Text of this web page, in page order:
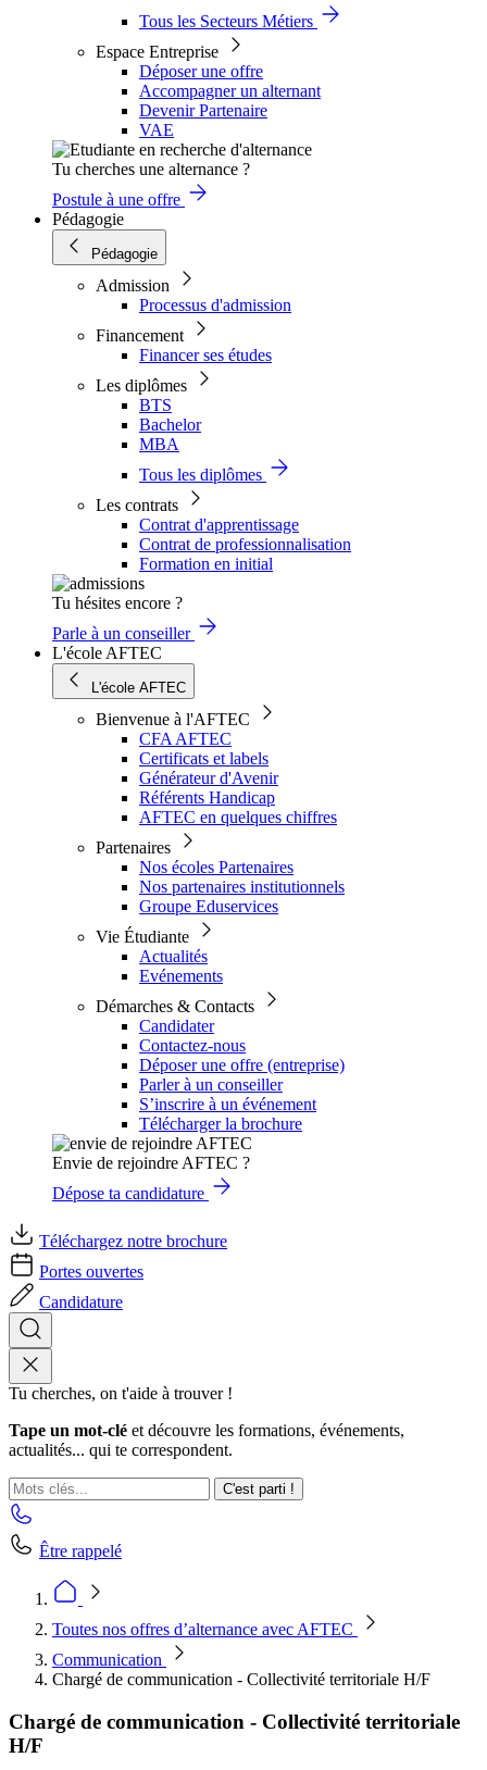
Tous les Secteurs Métiers
Espace Entreprise
Déposer une offre
Accompagner un alternant
Devenir Partenaire
VAE
Tu cherches une alternance ?
Postule à une offre
Pédagogie
Pédagogie
Admission
Processus d'admission
Financement
Financer ses études
Les diplômes
BTS
Bachelor
MBA
Tous les diplômes
Les contrats
Contrat d'apprentissage
Contrat de professionnalisation
Formation en initial
Tu hésites encore ?
Parle à un conseiller
L'école AFTEC
L'école AFTEC
Bienvenue à l'AFTEC
CFA AFTEC
Certificats et labels
Générateur d'Avenir
Référents Handicap
AFTEC en quelques chiffres
Partenaires
Nos écoles Partenaires
Nos partenaires institutionnels
Groupe Eduservices
Vie Étudiante
Actualités
Evénements
Démarches & Contacts
Candidater
Contactez-nous
Déposer une offre (entreprise)
Parler à un conseiller
S’inscrire à un événement
Télécharger la brochure
Envie de rejoindre AFTEC ?
Dépose ta candidature
Téléchargez notre brochure
Portes ouvertes
Candidature
Tu cherches, on t'aide à trouver !
Tape un mot-clé et découvre les formations, événements,
actualités... qui te correspondent.
C'est parti !
Être rappelé
Toutes nos offres d’alternance avec AFTEC
Communication
Chargé de communication - Collectivité territoriale H/F
Chargé de communication - Collectivité territoriale
H/F